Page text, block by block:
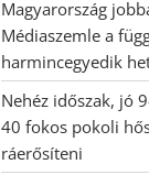
Magyarország
Médiaszemle a
harmincegyedik
Nehéz időszak, jó
40 fokos pokoli
ráerősíteni